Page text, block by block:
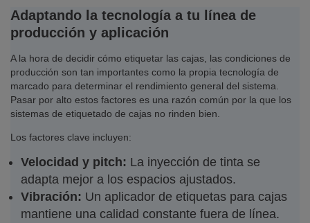
Adaptando la tecnología a tu línea de
producción y aplicación
A la hora de decidir cómo etiquetar las cajas, las condiciones de
producción son tan importantes como la propia tecnología de
marcado para determinar el rendimiento general del sistema.
Pasar por alto estos factores es una razón común por la que los
sistemas de etiquetado de cajas no rinden bien.
Los factores clave incluyen:
Velocidad y pitch: La inyección de tinta se
adapta mejor a los espacios ajustados.
Vibración: Un aplicador de etiquetas para cajas
mantiene una calidad constante fuera de línea.